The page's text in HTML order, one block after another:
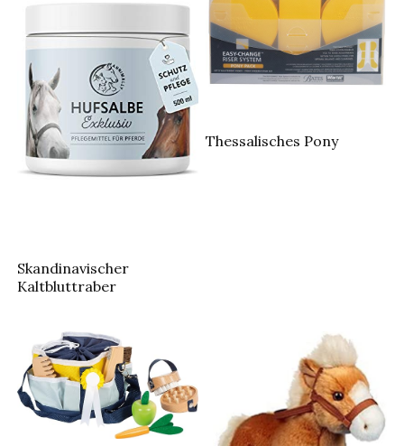
Skandinavischer
Kaltbluttraber
Thessalisches Pony